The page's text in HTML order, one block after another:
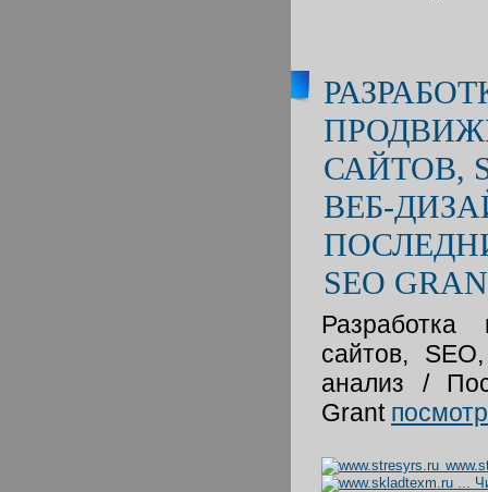
САЙТОВ,
ВЕБ-
SEO
сайтов,
анализ /
Grant